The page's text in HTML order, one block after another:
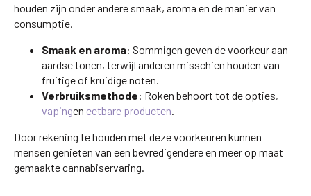
houden zijn onder andere smaak, aroma en de manier van
consumptie.
Smaak en aroma: Sommigen geven de voorkeur aan
aardse tonen, terwijl anderen misschien houden van
fruitige of kruidige noten.
Verbruiksmethode: Roken behoort tot de opties,
vapingen eetbare producten.
Door rekening te houden met deze voorkeuren kunnen
mensen genieten van een bevredigendere en meer op maat
gemaakte cannabiservaring.